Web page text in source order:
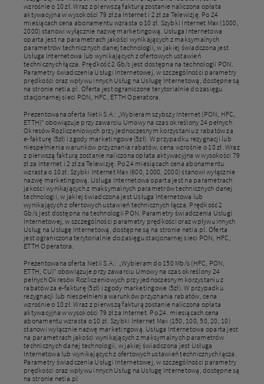
wzrośnie o 10 zł. Wraz z pierwszą fakturą zostanie naliczona opłata
aktywacyjna w wysokości 79 zł za Internet i 2 zł za Telewizję. Po 24
miesiącach cena abonamentu wzrasta o 10 zł. Szybki Internet Max (1000,
2000) stanowi wyłącznie nazwę marketingową. Usługa Internetowa
oparta jest na parametrach jakości wynikających z maksymalnych
parametrów technicznych danej technologii, w jakiej świadczona jest
Usługa Internetowa lub wynikających z ofertowych ustawień
technicznych łącza. Prędkość 2 Gb/s jest dostępna na technologii PON.
Parametry świadczenia Usługi Internetowej, w szczególności parametry
prędkości oraz wpływu innych Usług na Usługę Internetową, dostępne są
na stronie netia.pl. Oferta jest ograniczone terytorialnie do zasięgu
stacjonarnej sieci PON, HFC, ETTH Operatora.
Prezentowana oferta Netii S.A.: „Wybieram szybszy Internet (PON, HFC,
ETTH)” obowiązuje przy zawarciu Umowy na czas określony 24 pełnych
Okresów Rozliczeniowych przy jednoczesnym korzystaniu z rabatów za
e-fakturę (5zł) i zgody marketingowe (5zł). W przypadku rezygnacji lub
niespełnienia warunków przyznania rabatów, cena wzrośnie o 10 zł. Wraz
z pierwszą fakturą zostanie naliczona opłata aktywacyjna w wysokości 79
zł za Internet i 2 zł za Telewizję. Po 24 miesiącach cena abonamentu
wzrasta o 10 zł. Szybki Internet Max (600, 1000, 2000) stanowi wyłącznie
nazwę marketingową. Usługa Internetowa oparta jest na parametrach
jakości wynikających z maksymalnych parametrów technicznych danej
technologii, w jakiej świadczona jest Usługa Internetowa lub
wynikających z ofertowych ustawień technicznych łącza. Prędkość 2
Gb/s jest dostępna na technologii PON. Parametry świadczenia Usługi
Internetowej, w szczególności parametry prędkości oraz wpływu innych
Usług na Usługę Internetową, dostępne są na stronie netia.pl. Oferta
jest ograniczona terytorialnie do zasięgu stacjonarnej sieci PON, HFC,
ETTH Operatora.
Prezentowana oferta Netii S.A.: „Wybieram do 150 Mb/s (HFC, PON,
ETTH, CU)” obowiązuje przy zawarciu Umowy na czas określony 24
pełnych Okresów Rozliczeniowych przy jednoczesnym korzystaniu z
rabatów za e-fakturę (5zł) i zgody marketingowe (5zł). W przypadku
rezygnacji lub niespełnienia warunków przyznania rabatów, cena
wzrośnie o 10 zł. Wraz z pierwszą fakturą zostanie naliczona opłata
aktywacyjna w wysokości 79 zł za Internet. Po 24. miesiącach cena
abonamentu wzrasta o 10 zł. Szybki Internet Max (150, 100, 50, 20, 10)
stanowi wyłącznie nazwę marketingową. Usługa Internetowa oparta jest
na parametrach jakości wynikających z maksymalnych parametrów
technicznych danej technologii, w jakiej świadczona jest Usługa
Internetowa lub wynikających z ofertowych ustawień technicznych łącza.
Parametry świadczenia Usługi Internetowej, w szczególności parametry
prędkości oraz wpływu innych Usług na Usługę Internetową, dostępne są
na stronie netia.pl